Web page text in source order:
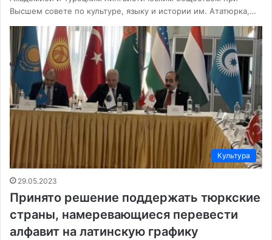
Высшем совете по культуре, языку и истории им. Ататюрка,…
Культура
29.05.2023
Принято решение поддержать тюркские
страны, намеревающиеся перевести
алфавит на латинскую графику